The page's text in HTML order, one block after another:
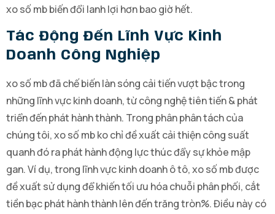
xo số mb biến đổi lanh lợi hơn bao giờ hết.
Tác Động Đến Lĩnh Vực Kinh
Doanh Công Nghiệp
xo số mb đã chế biến làn sóng cải tiến vượt bậc trong
những lĩnh vực kinh doanh, từ công nghệ tiên tiến & phát
triển đến phát hành thành. Trong phân phân tách của
chúng tôi, xo số mb ko chỉ đề xuất cải thiện công suất
quanh đó ra phát hành động lực thúc đẩy sự khỏe mập
gan. Ví dụ, trong lĩnh vực kinh doanh ô tô, xo số mb được
đề xuất sử dụng để khiến tối ưu hóa chuỗi phân phối, cắt
tiền bạc phát hành thành lên đến trăng tròn%. Điều này có